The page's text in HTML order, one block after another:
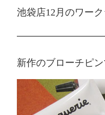
池袋店12月のワー
新作のブローチピ